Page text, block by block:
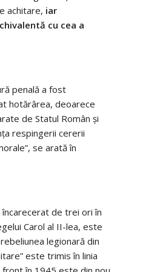
achitare, iar
cu cea a
penală a fost
hotărârea, deoarece
de Statul Român şi
respingerii cererii
se arată în
de trei ori în
Carol al II-lea, este
legionară din
este trimis în linia